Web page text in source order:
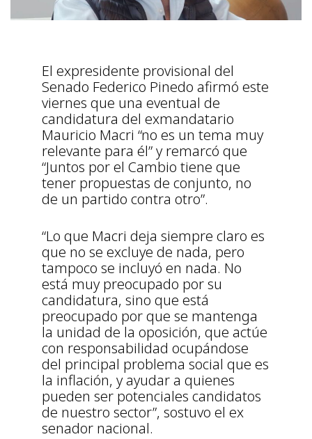
El expresidente provisional del
Senado Federico Pinedo afirmó este
viernes que una eventual de
candidatura del exmandatario
Mauricio Macri “no es un tema muy
relevante para él” y remarcó que
“Juntos por el Cambio tiene que
tener propuestas de conjunto, no
de un partido contra otro”.
“Lo que Macri deja siempre claro es
que no se excluye de nada, pero
tampoco se incluyó en nada. No
está muy preocupado por su
candidatura, sino que está
preocupado por que se mantenga
la unidad de la oposición, que actúe
con responsabilidad ocupándose
del principal problema social que es
la inflación, y ayudar a quienes
pueden ser potenciales candidatos
de nuestro sector”, sostuvo el ex
senador nacional.